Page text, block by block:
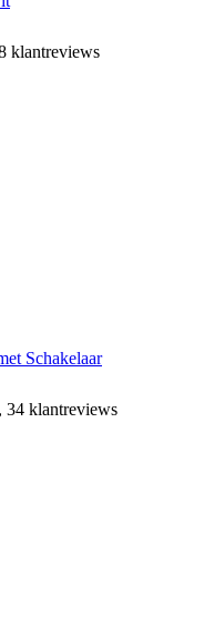
klantreviews
Schakelaar
34 klantreviews